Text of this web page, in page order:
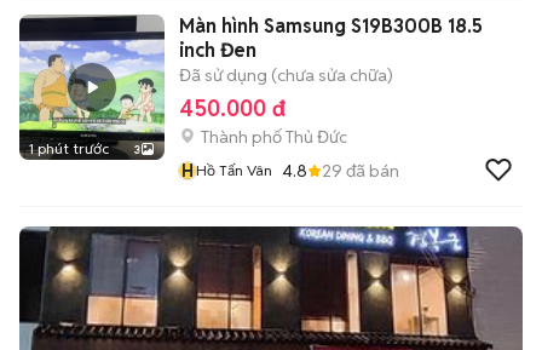
1 phút trước 3
Màn hình Samsung S19B300B 18.5
inch Đen
Đã sử dụng (chưa sửa chữa)
450.000 đ
Thành phố Thủ Đức
HHồ Tấn Vân 4.8 29 đã bán